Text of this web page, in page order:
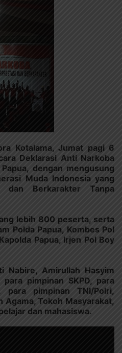
Kotalama, Jumat pagi 6
Deklarasi Anti Narkoba
dengan mengusung
Muda Indonesia yang
dan Berkarakter Tanpa
lebih 800 peserta, serta
Polda Papua, Kombes Pol
Papua, Irjen Pol Boy
Nabire, Amirullah Hasyim
pimpinan SKPD, para
para pimpinan TNI/Polri,
Agama, Tokoh Masyarakat,
dan mahasiswa.